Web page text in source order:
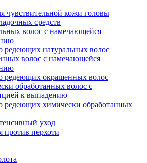
чувствительной кожи головы
средств
волос с намечающейся
редеющих натуральных волос
волос с намечающейся
редеющих окрашенных волос
обработанных волос с
к выпадению
редеющих химически обработанных
уход
против перхоти